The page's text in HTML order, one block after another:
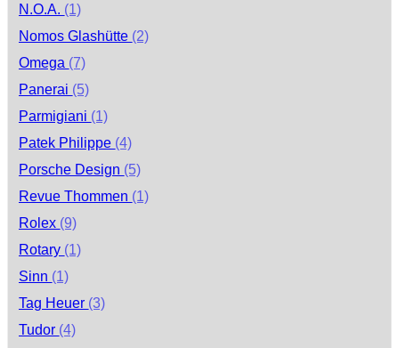
N.O.A. (1)
Nomos Glashütte (2)
Omega (7)
Panerai (5)
Parmigiani (1)
Patek Philippe (4)
Porsche Design (5)
Revue Thommen (1)
Rolex (9)
Rotary (1)
Sinn (1)
Tag Heuer (3)
Tudor (4)